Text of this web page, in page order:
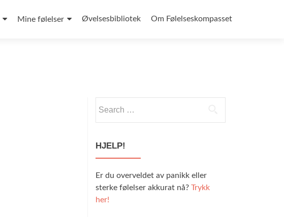
Mine følelser Øvelsesbibliotek Om Følelseskompasset
HJELP!
Er du overveldet av panikk eller
sterke følelser akkurat nå? Trykk
her!